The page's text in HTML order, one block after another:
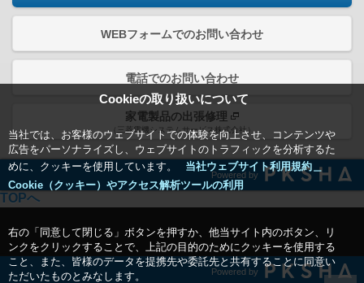
Cookieの取り扱いについて
当社では、お客様のウェブサイトでの体験を向上させ、コンテンツや
広告をパーソナライズし、ウェブサイトのトラフィックを分析するた
めに、クッキーを使用しています。
当社ウェブサイト利用規約＿
Cookie（クッキー）やアクセス解析ツールの利用
右の「同意して閉じる」ボタンを押すか、他当サイト内のボタン、リ
ンクをクリックすることで、上記の目的のためにクッキーを使用する
こと、また、皆様のデータを提携先や委託先と共有することに同意い
ただいたものとみなします。
WEBフォームでのお問い合わせ
電話でのお問い合わせ
家電製品の出張修理
（三菱電機システムサービス株式会社）
Powered by
TOPへ
Powered by